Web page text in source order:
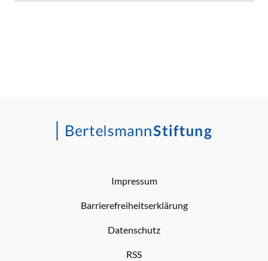
Impressum
Barrierefreiheitserklärung
Datenschutz
RSS